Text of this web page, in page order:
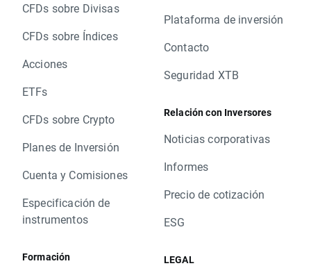
CFDs sobre Divisas
CFDs sobre Índices
Acciones
ETFs
CFDs sobre Crypto
Planes de Inversión
Cuenta y Comisiones
Especificación de
instrumentos
Formación
Plataforma de inversión
Contacto
Seguridad XTB
Relación con Inversores
Noticias corporativas
Informes
Precio de cotización
ESG
LEGAL